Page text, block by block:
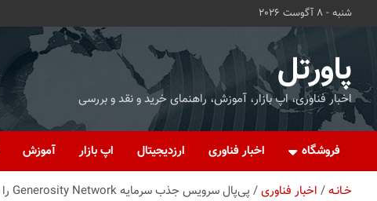
شنبه - 8 آگوست 2026
پاورتل
اخبار فناوری، اپ بازار، آموزش، راهنمای خرید و نقد و بررسی
فروشگاه اخبار فناوری ارزدیجیتال اپ بازار آموزش
خـانـه اخبار فناوری پی‌پال سرویس جذب سرمایه Generosity Network را معرفی کرد